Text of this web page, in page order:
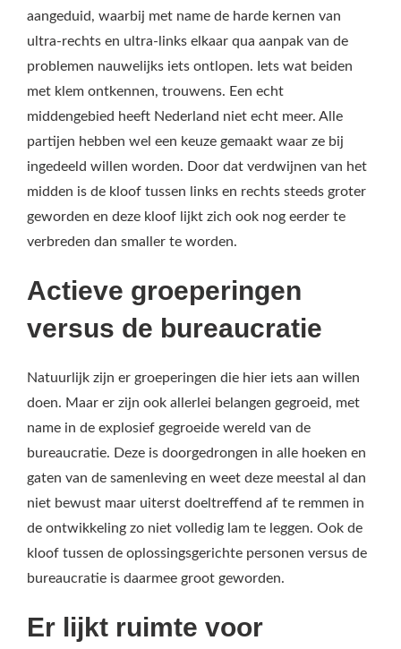
aangeduid, waarbij met name de harde kernen van
ultra-rechts en ultra-links elkaar qua aanpak van de
problemen nauwelijks iets ontlopen. Iets wat beiden
met klem ontkennen, trouwens. Een echt
middengebied heeft Nederland niet echt meer. Alle
partijen hebben wel een keuze gemaakt waar ze bij
ingedeeld willen worden. Door dat verdwijnen van het
midden is de kloof tussen links en rechts steeds groter
geworden en deze kloof lijkt zich ook nog eerder te
verbreden dan smaller te worden.
Actieve groeperingen
versus de bureaucratie
Natuurlijk zijn er groeperingen die hier iets aan willen
doen. Maar er zijn ook allerlei belangen gegroeid, met
name in de explosief gegroeide wereld van de
bureaucratie. Deze is doorgedrongen in alle hoeken en
gaten van de samenleving en weet deze meestal al dan
niet bewust maar uiterst doeltreffend af te remmen in
de ontwikkeling zo niet volledig lam te leggen. Ook de
kloof tussen de oplossingsgerichte personen versus de
bureaucratie is daarmee groot geworden.
Er lijkt ruimte voor